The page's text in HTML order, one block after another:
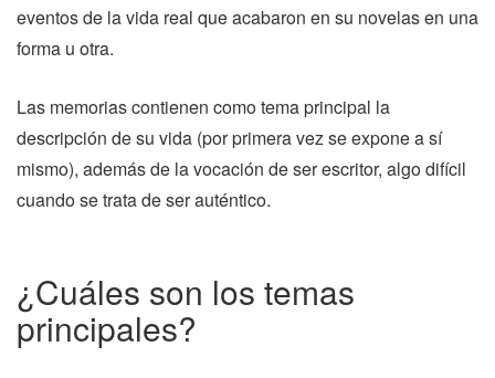
eventos de la vida real que acabaron en su novelas en una
forma u otra.
Las memorias contienen como tema principal la
descripción de su vida (por primera vez se expone a sí
mismo), además de la vocación de ser escritor, algo difícil
cuando se trata de ser auténtico.
¿Cuáles son los temas
principales?